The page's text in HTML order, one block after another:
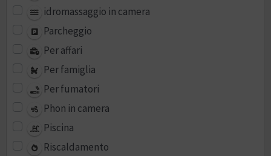
idromassaggio in camera
Parcheggio
Per affari
Per famiglia
Per fumatori
Phon in camera
Piscina
Riscaldamento